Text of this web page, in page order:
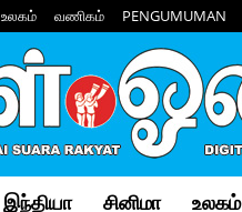
உலகம் வணிகம் PENGUMUMAN
இந்தியா சினிமா உலகம்